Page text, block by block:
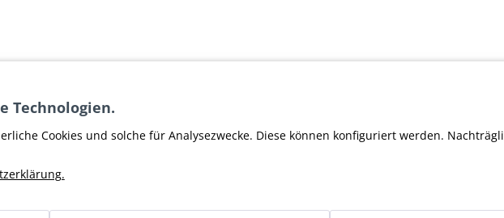
Technologien.
Cookies und solche für Analysezwecke. Diese können konfiguriert werden.